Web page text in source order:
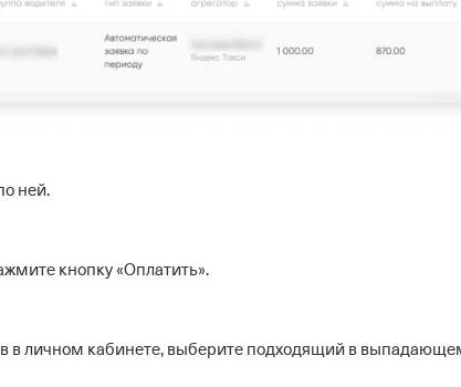
ней.
кнопку «Оплатить».
в личном кабинете, выберите подходящий в